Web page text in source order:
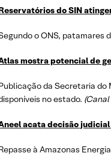
do SIN
o ONS, patamares
mostra potencial de
da Secretaria do
no estado. (Canal
acata decisão judicial
à Amazonas